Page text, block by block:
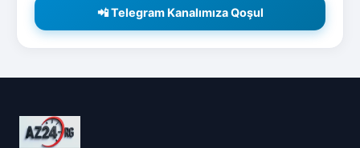
📲 Telegram Kanalımıza Qoşul